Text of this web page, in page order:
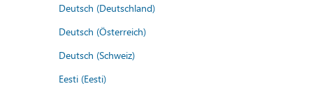
Deutsch (Deutschland)
Deutsch (Österreich)
Deutsch (Schweiz)
Eesti (Eesti)